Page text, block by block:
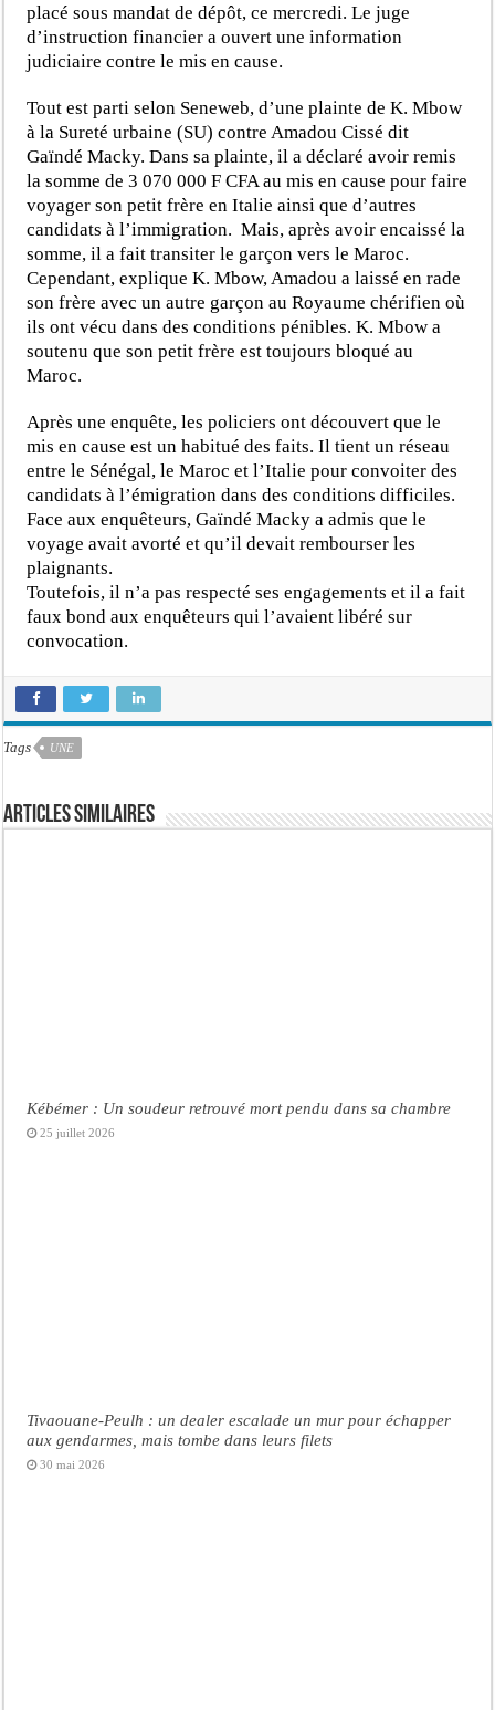
placé sous mandat de dépôt, ce mercredi. Le juge
d’instruction financier a ouvert une information
judiciaire contre le mis en cause.
Tout est parti selon Seneweb, d’une plainte de K. Mbow
à la Sureté urbaine (SU) contre Amadou Cissé dit
Gaïndé Macky. Dans sa plainte, il a déclaré avoir remis
la somme de 3 070 000 F CFA au mis en cause pour faire
voyager son petit frère en Italie ainsi que d’autres
candidats à l’immigration. Mais, après avoir encaissé la
somme, il a fait transiter le garçon vers le Maroc.
Cependant, explique K. Mbow, Amadou a laissé en rade
son frère avec un autre garçon au Royaume chérifien où
ils ont vécu dans des conditions pénibles. K. Mbow a
soutenu que son petit frère est toujours bloqué au
Maroc.
Après une enquête, les policiers ont découvert que le
mis en cause est un habitué des faits. Il tient un réseau
entre le Sénégal, le Maroc et l’Italie pour convoiter des
candidats à l’émigration dans des conditions difficiles.
Face aux enquêteurs, Gaïndé Macky a admis que le
voyage avait avorté et qu’il devait rembourser les
plaignants.
Toutefois, il n’a pas respecté ses engagements et il a fait
faux bond aux enquêteurs qui l’avaient libéré sur
convocation.
Tags UNE
Articles similaires
Kébémer : Un soudeur retrouvé mort pendu dans sa chambre
25 juillet 2026
Tivaouane-Peulh : un dealer escalade un mur pour échapper
aux gendarmes, mais tombe dans leurs filets
30 mai 2026